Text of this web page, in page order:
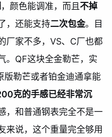
，颜色能调准，而且不掉
，还能支持二次包金。目
厂家不多，VS、C厂也都
。QF这块全金勒芒，实
版勒芒或者铂金迪通拿能
克的手感已经非常沉
，和普通钢表完全不是一
来说，这个重量完全够用